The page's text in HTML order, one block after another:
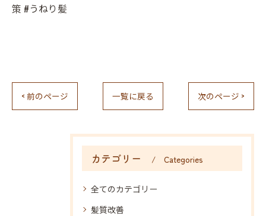
策 #うねり髪
< 前のページ 一覧に戻る 次のページ >
カテゴリー Categories
全てのカテゴリー
髪質改善